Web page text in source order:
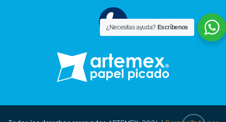
¿Necesitas ayuda?Escríbenos